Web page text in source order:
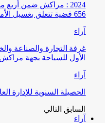
2024 : مراكش ضمن
656 قضية تتعلق بغسيل الأموال
آراء
غرفة التجارة والصناعة
الأول للسياحة بجهة
آراء
الحصيلة السنوية للإدارة
السابق التالي
آراء